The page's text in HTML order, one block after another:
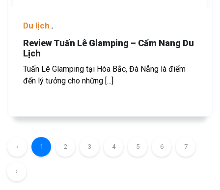
Du lịch
Review Tuấn Lê Glamping – Cẩm Nang Du
Lịch
Tuấn Lê Glamping tại Hòa Bắc, Đà Nẵng là điểm
đến lý tưởng cho những [...]
‹ 1 2 3 4 5 6 7
›